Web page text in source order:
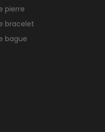
pierre
bracelet
bague